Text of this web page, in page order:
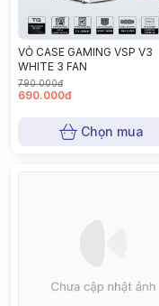
VỎ CASE GAMING VSP V3
WHITE 3 FAN
790.000đ
690.000đ
Chọn mua